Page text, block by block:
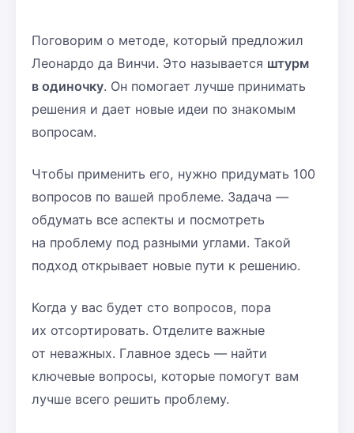
Поговорим о методе, который предложил
Леонардо да Винчи. Это называется штурм
в одиночку. Он помогает лучше принимать
решения и дает новые идеи по знакомым
вопросам.
Чтобы применить его, нужно придумать 100
вопросов по вашей проблеме. Задача —
обдумать все аспекты и посмотреть
на проблему под разными углами. Такой
подход открывает новые пути к решению.
Когда у вас будет сто вопросов, пора
их отсортировать. Отделите важные
от неважных. Главное здесь — найти
ключевые вопросы, которые помогут вам
лучше всего решить проблему.